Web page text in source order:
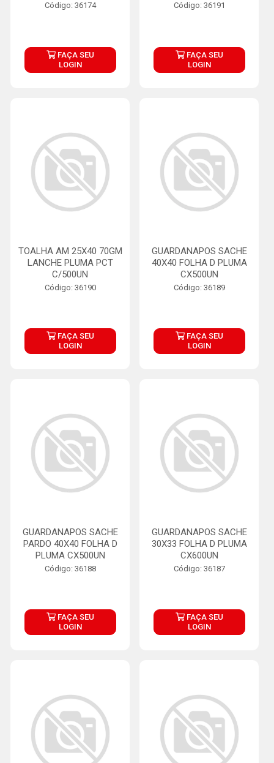
Código: 36174
FAÇA SEU
LOGIN
Código: 36191
FAÇA SEU
LOGIN
TOALHA AM 25X40 70GM
LANCHE PLUMA PCT
C/500UN
Código: 36190
FAÇA SEU
LOGIN
GUARDANAPOS SACHE
40X40 FOLHA D PLUMA
CX500UN
Código: 36189
FAÇA SEU
LOGIN
GUARDANAPOS SACHE
PARDO 40X40 FOLHA D
PLUMA CX500UN
Código: 36188
FAÇA SEU
LOGIN
GUARDANAPOS SACHE
30X33 FOLHA D PLUMA
CX600UN
Código: 36187
FAÇA SEU
LOGIN